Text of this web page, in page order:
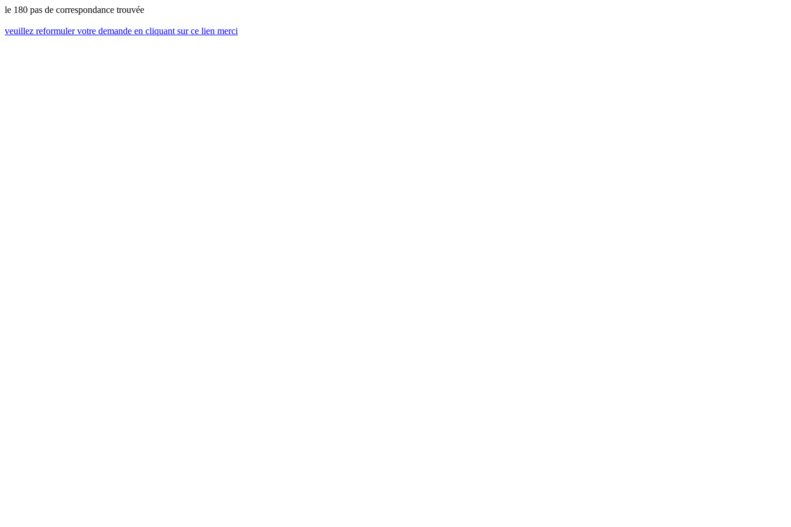
le 180 pas de correspondance trouvée
veuillez reformuler votre demande en cliquant sur ce lien merci